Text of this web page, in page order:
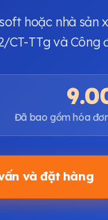
hoặc nhà
CT-TTg và
Đã bao gồm hóa
và đặt hàng